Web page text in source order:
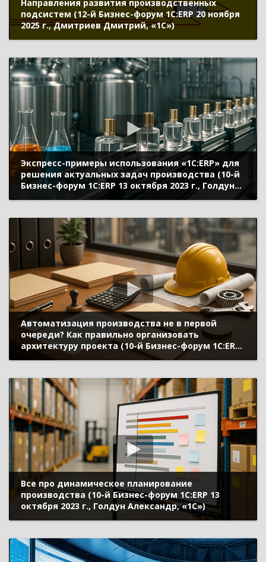
Направления развития производственных
подсистем (12-й Бизнес-форум 1С:ERP 20 ноября
2025 г., Дмитриев Дмитрий, «1С»)
Экспресс-примеры использования «1С:ERP» для
решения актуальных задач производства (10-й
Бизнес-форум 1С:ERP 13 октября 2023 г., Голдун
Александр, «1С»)
Автоматизация производства не в первой
очереди? Как правильно организовать
архитектуру проекта (10-й Бизнес-форум 1С:ERP
13 октября 2023 г., Яковлев Александр, «1С»)
Все про динамическое планирование
производства (10-й Бизнес-форум 1С:ERP 13
октября 2023 г., Голдун Александр, «1С»)